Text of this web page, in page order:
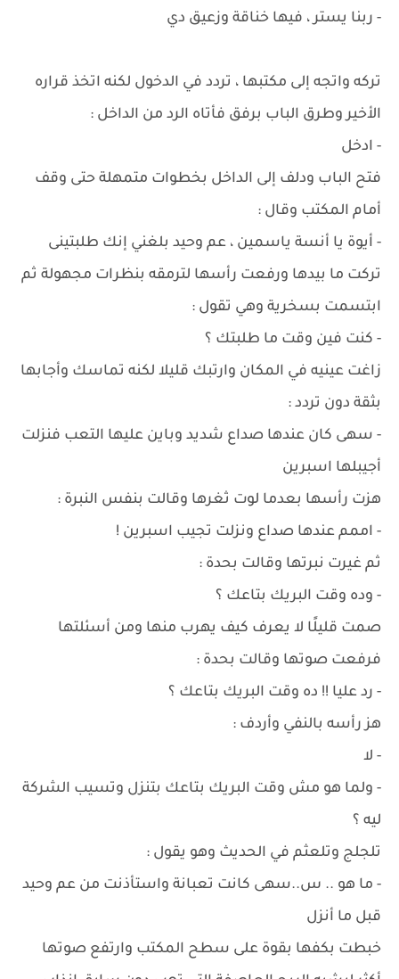
- ربنا يستر ، فيها خناقة وزعيق دي
تركه واتجه إلى مكتبها ، تردد في الدخول لكنه اتخذ قراره
الأخير وطرق الباب برفق فأتاه الرد من الداخل :
- ادخل
فتح الباب ودلف إلى الداخل بخطوات متمهلة حتى وقف
أمام المكتب وقال :
- أيوة يا أنسة ياسمين ، عم وحيد بلغني إنك طلبتينى
تركت ما بيدها ورفعت رأسها لترمقه بنظرات مجهولة ثم
ابتسمت بسخرية وهي تقول :
- كنت فين وقت ما طلبتك ؟
زاغت عينيه في المكان وارتبك قليلا لكنه تماسك وأجابها
بثقة دون تردد :
- سهى كان عندها صداع شديد وباين عليها التعب فنزلت
أجيبلها اسبرين
هزت رأسها بعدما لوت ثغرها وقالت بنفس النبرة :
- اممم عندها صداع ونزلت تجيب اسبرين !
ثم غيرت نبرتها وقالت بحدة :
- وده وقت البريك بتاعك ؟
صمت قليلًا لا يعرف كيف يهرب منها ومن أسئلتها
فرفعت صوتها وقالت بحدة :
- رد عليا !! ده وقت البريك بتاعك ؟
هز رأسه بالنفي وأردف :
- لا
- ولما هو مش وقت البريك بتاعك بتنزل وتسيب الشركة
ليه ؟
تلجلج وتلعثم في الحديث وهو يقول :
- ما هو .. س..سهى كانت تعبانة واستأذنت من عم وحيد
قبل ما أنزل
خبطت بكفها بقوة على سطح المكتب وارتفع صوتها